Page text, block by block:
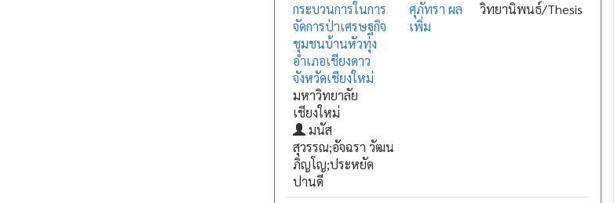
กระบวนการในการ
จัดการป่าเศรษฐกิจ
ชุมชนบ้านหัวทุ่ง
อำเภอเชียงดาว
จังหวัดเชียงใหม่
มหาวิทยาลัย
เชียงใหม่
มนัส
สุวรรณ;อัจฉรา วัฒน
ภิญโญ;ประหยัด
ปานดี
ศุภัทรา ผล
เพิ่ม
วิทยานิพนธ์/Thesis